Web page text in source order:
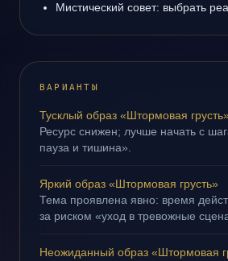
Мистический совет: выбрать
ВАРИАНТЫ
Тусклый образ «Штормовая
Ресурс снижен; лучше начать с
пауза и тишина».
Яркий образ «Штормовая грусть»
Тема проявлена явно: время
за риском «уход в тревожные
Неожиданный образ «Штормовая